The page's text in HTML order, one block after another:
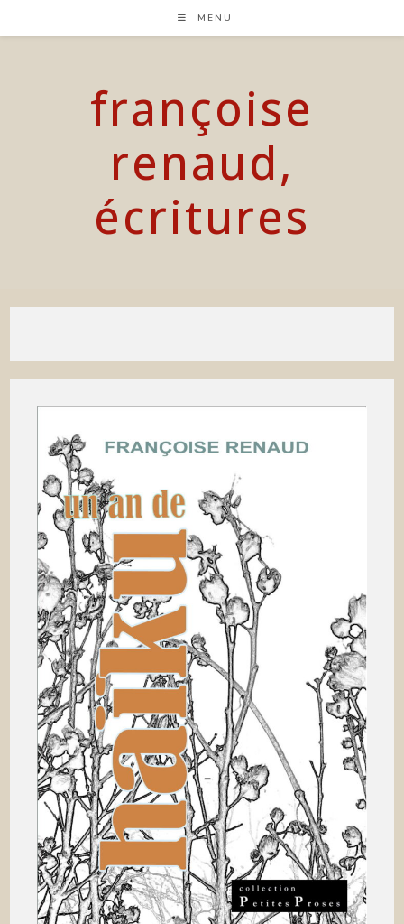
content
MENU
françoise
renaud,
écritures